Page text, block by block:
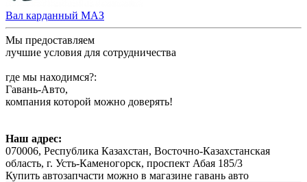
Вал карданный МАЗ
Мы предоставляем
лучшие условия для сотрудничества
где мы находимся?:
Гавань-Авто,
компания которой можно доверять!
Наш адрес:
070006, Республика Казахстан, Восточно-Казахстанская
область, г. Усть-Каменогорск, проспект Абая 185/3
Купить автозапчасти можно в магазине гавань авто